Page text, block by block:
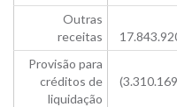
Outras
receitas
Provisão para
créditos de
liquidação